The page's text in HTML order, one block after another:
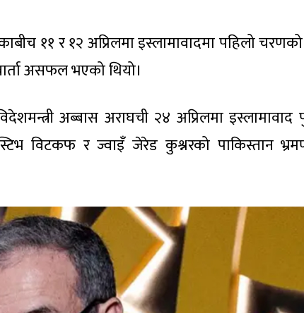
११ र १२ अप्रिलमा इस्लामावादमा पहिलो चरणको
असफल भएको थियो।
अब्बास अराघची २४ अप्रिलमा
विटकफ र ज्वाइँ जेरेड कुश्नरको पाकिस्तान